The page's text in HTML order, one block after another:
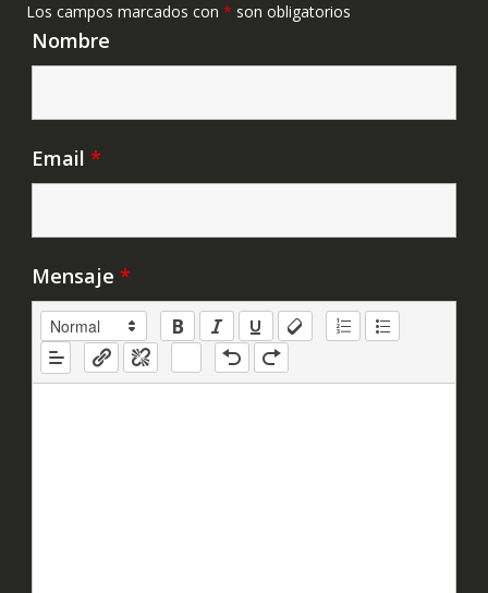
Los campos marcados con * son obligatorios
Nombre
Email *
Mensaje *